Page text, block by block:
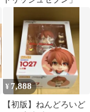
¥ 7,888
【初版】ねんどろいど